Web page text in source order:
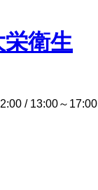
/ 13:00～17:00